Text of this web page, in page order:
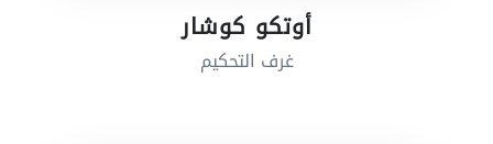
أوتكو كوشار
غرف التحكيم